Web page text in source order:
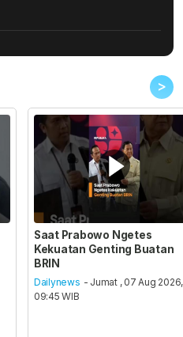
>
Saat Prabowo Ngetes
Kekuatan Genting Buatan
BRIN
Dailynews - Jumat , 07 Aug 2026,
09:45 WIB